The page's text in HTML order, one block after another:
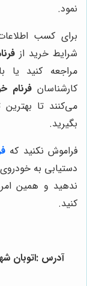
نمود.
برای کسب
شرایط خرید از
مراجعه کنید یا
کارشناسان فرنام
می‌کنند تا
بگیرید.
فراموش نکنید که
دستیابی به
ندهید و همین
کنید.
آدرس :اتوبان